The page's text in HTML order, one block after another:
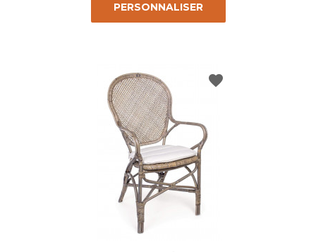
PERSONNALISER
favorite